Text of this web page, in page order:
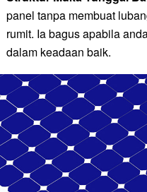
panel tanpa membuat
rumit. Ia bagus apabila
dalam keadaan baik.